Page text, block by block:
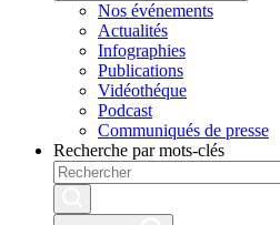
Nos événements
Actualités
Infographies
Publications
Vidéothéque
Podcast
Communiqués de presse
Recherche par mots-clés